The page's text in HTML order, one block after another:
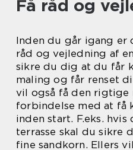
Få råd og
Inden du går igang er
råd og vejledning af
sikre du dig at du får
maling og får renset
vil også få den rigtige
forbindelse med at få
inden start. F.eks.
terrasse skal du sikre
fine sandkorn. Ellers